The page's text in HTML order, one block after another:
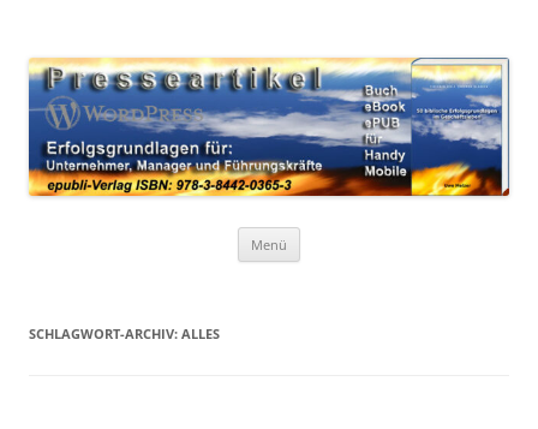
Erfolgsgrundlagen
Menü
SCHLAGWORT-ARCHIV: ALLES